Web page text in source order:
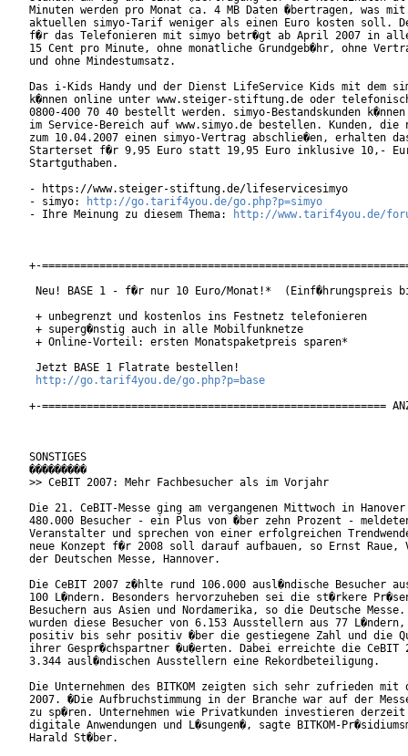
Minuten werden pro Monat ca. 4 MB Daten �bertragen, was mit
aktuellen simyo-Tarif weniger als einen Euro kosten soll.
f�r das Telefonieren mit simyo betr�gt ab April 2007 in
15 Cent pro Minute, ohne monatliche Grundgeb�hr, ohne
und ohne Mindestumsatz.
Das i-Kids Handy und der Dienst LifeService Kids mit dem
k�nnen online unter www.steiger-stiftung.de oder
0800-400 70 40 bestellt werden. simyo-Bestandskunden
im Service-Bereich auf www.simyo.de bestellen. Kunden, die
zum 10.04.2007 einen simyo-Vertrag abschlie�en, erhalten
Starterset f�r 9,95 Euro statt 19,95 Euro inklusive 10,-
Startguthaben.
- https://www.steiger-stiftung.de/lifeservicesimyo
- simyo:
http://go.tarif4you.de/go.php?p=simyo
- Ihre Meinung zu diesem Thema:
http://www.tarif4you.de/
+-
Neu! BASE 1 - f�r nur 10 Euro/Monat!*  (Einf�hrungspreis
+ unbegrenzt und kostenlos ins Festnetz telefonieren
+ superg�nstig auch in alle Mobilfunknetze
+ Online-Vorteil: ersten Monatspaketpreis sparen*
Jetzt BASE 1 Flatrate bestellen!
http://go.tarif4you.de/go.php?p=base
+-======================================================
SONSTIGES
���������
>> CeBIT 2007: Mehr Fachbesucher als im Vorjahr
Die 21. CeBIT-Messe ging am vergangenen Mittwoch in
480.000 Besucher - ein Plus von �ber zehn Prozent -
Veranstalter und sprechen von einer erfolgreichen
neue Konzept f�r 2008 soll darauf aufbauen, so Ernst Raue,
der Deutschen Messe, Hannover.
Die CeBIT 2007 z�hlte rund 106.000 ausl�ndische Besucher
100 L�ndern. Besonders hervorzuheben sei die st�rkere
Besuchern aus Asien und Nordamerika, so die Deutsche Messe.
wurden diese Besucher von 6.153 Ausstellern aus 77
positiv bis sehr positiv �ber die gestiegene Zahl und die
ihrer Gespr�chspartner �u�erten. Dabei erreichte die CeBIT
3.344 ausl�ndischen Ausstellern eine
Die Unternehmen des BITKOM zeigten sich sehr zufrieden mit
2007. �Die Aufbruchstimmung in der Branche war auf der
zu sp�ren. Unternehmen wie Privatkunden investieren
digitale Anwendungen und L�sungen�, sagte BITKOM-
Harald St�ber.